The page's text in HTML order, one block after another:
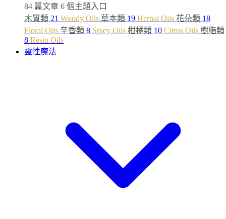
84 篇文章 6 個主題入口
木質類 21 Woody Oils 草本類 19 Herbal Oils 花朵類 18
Floral Oils 辛香類 8 Spicy Oils 柑橘類 10 Citrus Oils 樹脂類
8 Resin Oils
靈性魔法